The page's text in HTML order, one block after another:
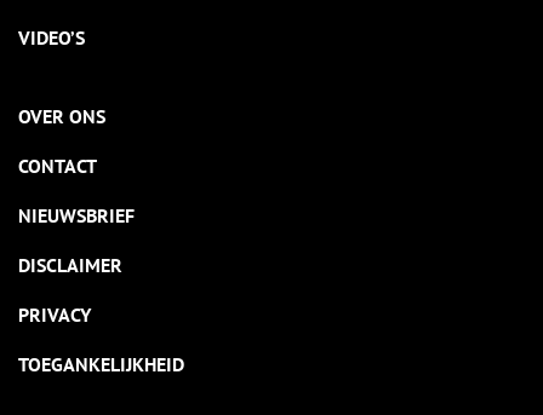
VIDEO’S
OVER ONS
CONTACT
NIEUWSBRIEF
DISCLAIMER
PRIVACY
TOEGANKELIJKHEID